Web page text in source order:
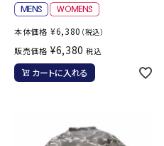
本体価格 ¥6,380 （税込）
販売価格 ¥6,380 税込
カートに入れる